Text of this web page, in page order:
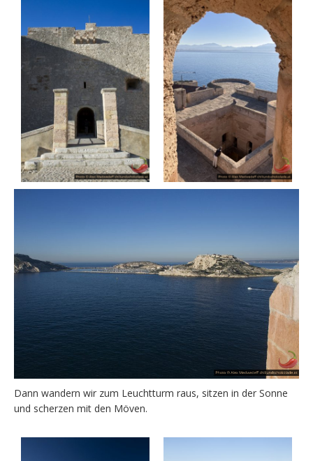
Dann wandern wir zum Leuchtturm raus, sitzen in der Sonne
und scherzen mit den Möven.